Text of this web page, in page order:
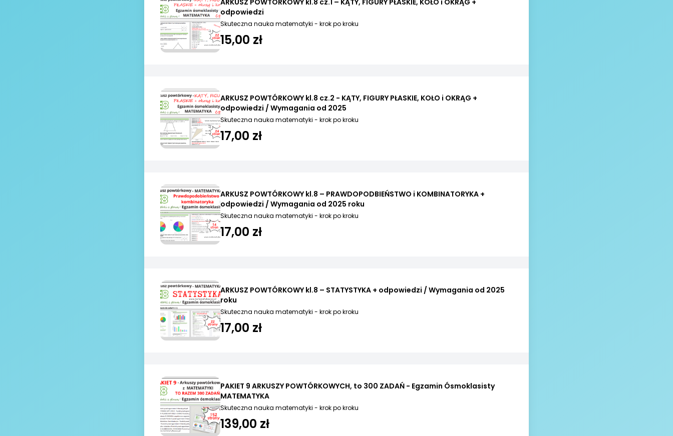
ARKUSZ POWTÓRKOWY kl.8 cz.1 – KĄTY, FIGURY PŁASKIE, KOŁO i OKRĄG +
odpowiedzi
Skuteczna nauka matematyki - krok po kroku
15,00 zł
ARKUSZ POWTÓRKOWY kl.8 cz.2 - KĄTY, FIGURY PŁASKIE, KOŁO i OKRĄG +
odpowiedzi / Wymagania od 2025
Skuteczna nauka matematyki - krok po kroku
17,00 zł
ARKUSZ POWTÓRKOWY kl.8 – PRAWDOPODBIEŃSTWO i KOMBINATORYKA +
odpowiedzi / Wymagania od 2025 roku
Skuteczna nauka matematyki - krok po kroku
17,00 zł
ARKUSZ POWTÓRKOWY kl.8 – STATYSTYKA + odpowiedzi / Wymagania od 2025
roku
Skuteczna nauka matematyki - krok po kroku
17,00 zł
PAKIET 9 ARKUSZY POWTÓRKOWYCH, to 300 ZADAŃ - Egzamin Ósmoklasisty
MATEMATYKA
Skuteczna nauka matematyki - krok po kroku
139,00 zł